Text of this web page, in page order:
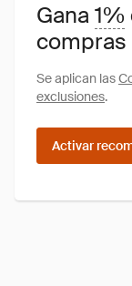
Gana1%
compras
Se aplican las
exclusiones.
Activar